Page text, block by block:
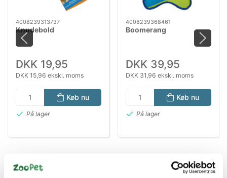
4008239313737
Knudebold
DKK 19,95
DKK 15,96 ekskl. moms
Køb nu
På lager
4008239368461
Boomerang
DKK 39,95
DKK 31,96 ekskl. moms
Køb nu
På lager